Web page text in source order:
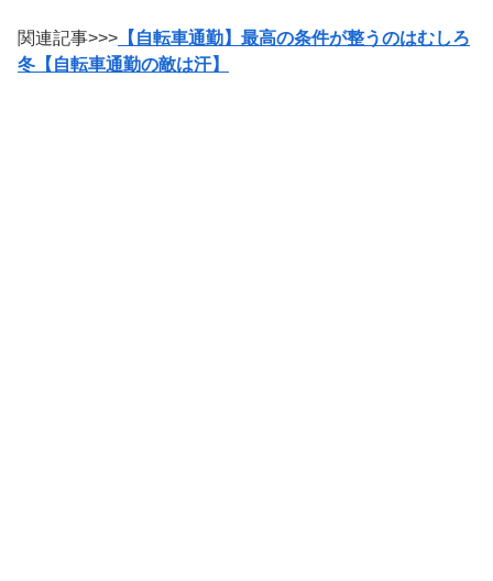
関連記事>>> 【自転車通勤】最高の条件が整うのはむしろ
冬【自転車通勤の敵は汗】